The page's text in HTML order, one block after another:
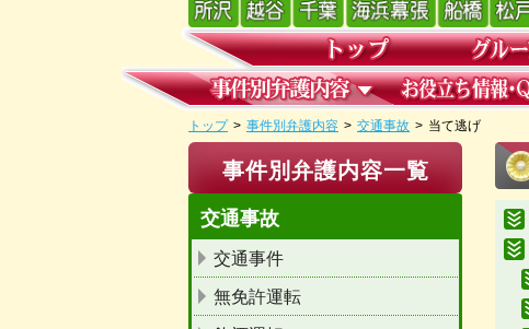
トップ > 事件別弁護内容 > 交通事故 > 当て逃げ
事件別弁護内容一覧
交通事故
交通事件
無免許運転